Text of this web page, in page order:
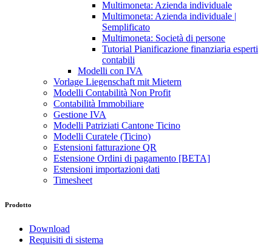
Multimoneta: Azienda individuale
Multimoneta: Azienda individuale |
Semplificato
Multimoneta: Società di persone
Tutorial Pianificazione finanziaria esperti
contabili
Modelli con IVA
Vorlage Liegenschaft mit Mietern
Modelli Contabilità Non Profit
Contabilità Immobiliare
Gestione IVA
Modelli Patriziati Cantone Ticino
Modelli Curatele (Ticino)
Estensioni fatturazione QR
Estensione Ordini di pagamento [BETA]
Estensioni importazioni dati
Timesheet
Prodotto
Download
Requisiti di sistema